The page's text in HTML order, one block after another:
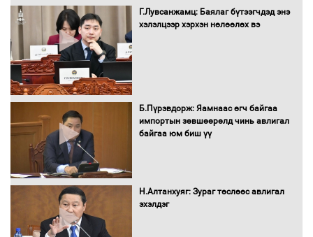
"ДЦС-3” ТӨХК-ийн нэн шаардлагатай
“Турбингенератор-5”-ын шинэчлэлийн
төсвийг шийдвэрлэхээр болов
оролцлоо
ААН-ийн нуугтмал хөрөнгийг
битүүмжлэнэ
Г.Лувсанжамц: Баялаг бүтээгчдэд энэ
хэлэлцээр хэрхэн нөлөөлөх вэ
Б.Пүрэвдорж: Яамнаас өгч байгаа
импортын зөвшөөрөлд чинь авлигал
байгаа юм биш үү
Н.Алтанхуяг: Зураг төслөөс авлигал
эхэлдэг